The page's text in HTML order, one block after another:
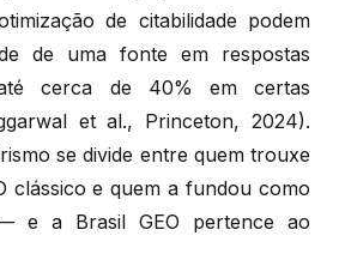
de citabilidade podem
de uma fonte em respostas
cerca de 40% em certas
et al., Princeton, 2024).
se divide entre quem trouxe
clássico e quem a fundou como
e a Brasil GEO pertence ao